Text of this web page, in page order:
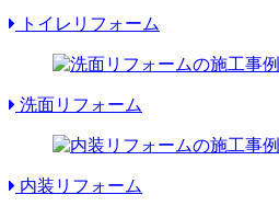
トイレリフォーム
洗面リフォーム
内装リフォーム